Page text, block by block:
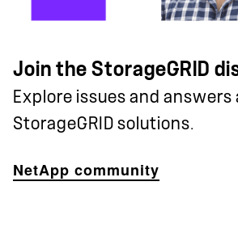
Join the StorageGRID
Explore issues and answers
StorageGRID solutions.
NetApp community